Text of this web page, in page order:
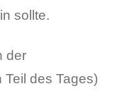
sollte.
der
des Tages)